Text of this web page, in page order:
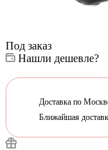
Под заказ
Нашли дешевле?
Доставка по
Ближайшая